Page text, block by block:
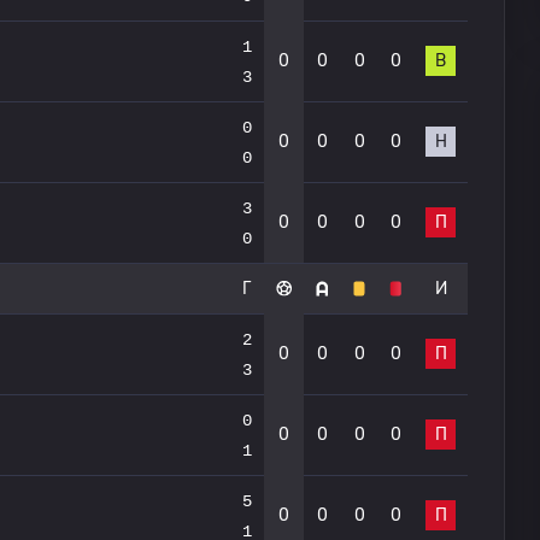
1
3
0 0 0 0 В
0
0
0 0 0 0 Н
3
0
0 0 0 0 П
Г И
2
3
0 0 0 0 П
0
1
0 0 0 0 П
5
1
0 0 0 0 П